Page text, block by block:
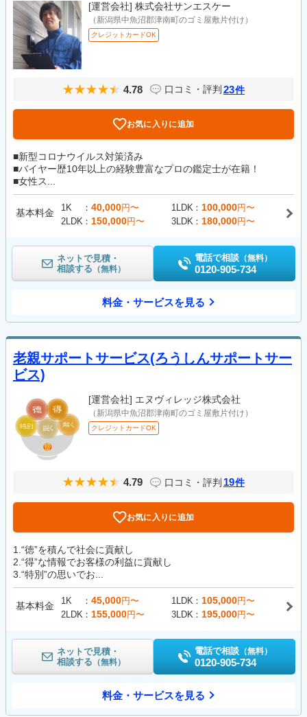
[運営会社] 株式会社サンエスケー
（新潟県中魚沼郡津南町のゴミ屋敷片付け）
クレジットカードOK
4.78 口コミ・評判 23件
お気に入りに追加
■新型コロナウイルス対策済み
■バイヤー歴10年以上の経験豊富なプロの鑑定士が在籍！
■女性ス...
基本料金 1K 40,000円〜 1LDK 100,000円〜
2LDK
150,000円〜 3LDK 180,000円〜
ネットで見積・
相談する （無料）
電話で相談 （無料）
0120-905-734
料金・サービスを見る
老親サポートサービス(ろうしんサポートサー
ビス)
[運営会社] エヌヴィレッジ株式会社
（新潟県中魚沼郡津南町のゴミ屋敷片付け）
クレジットカードOK
4.79 口コミ・評判 19件
お気に入りに追加
1.“徳”を積んで社会に貢献し
2.“得”な情報でお客様の利益に貢献し
3.“特別”の思いでお...
基本料金 1K 45,000円〜 1LDK 105,000円〜
2LDK
155,000円〜 3LDK 195,000円〜
ネットで見積・
相談する （無料）
電話で相談 （無料）
0120-905-734
料金・サービスを見る